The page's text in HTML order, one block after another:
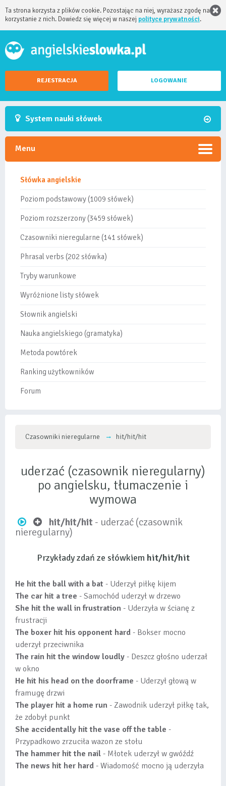
Ta strona korzysta z plików cookie. Pozostając na niej, wyrażasz zgodę na
korzystanie z nich. Dowiedz się więcej w naszej polityce prywatności.
REJESTRACJA LOGOWANIE
System nauki słówek
Menu
Słówka angielskie
Poziom podstawowy (1009 słówek)
Poziom rozszerzony (3459 słówek)
Czasowniki nieregularne (141 słówek)
Phrasal verbs (202 słówka)
Tryby warunkowe
Wyróżnione listy słówek
Słownik angielski
Nauka angielskiego (gramatyka)
Metoda powtórek
Ranking użytkowników
Forum
Czasowniki nieregularne hit/hit/hit
uderzać (czasownik nieregularny)
po angielsku, tłumaczenie i
wymowa
hit/hit/hit - uderzać (czasownik
nieregularny)
Przykłady zdań ze słówkiem hit/hit/hit
He hit the ball with a bat - Uderzył piłkę kijem
The car hit a tree - Samochód uderzył w drzewo
She hit the wall in frustration - Uderzyła w ścianę z
frustracji
The boxer hit his opponent hard - Bokser mocno
uderzył przeciwnika
The rain hit the window loudly - Deszcz głośno uderzał
w okno
He hit his head on the doorframe - Uderzył głową w
framugę drzwi
The player hit a home run - Zawodnik uderzył piłkę tak,
że zdobył punkt
She accidentally hit the vase off the table -
Przypadkowo zrzuciła wazon ze stołu
The hammer hit the nail - Młotek uderzył w gwóźdź
The news hit her hard - Wiadomość mocno ją uderzyła